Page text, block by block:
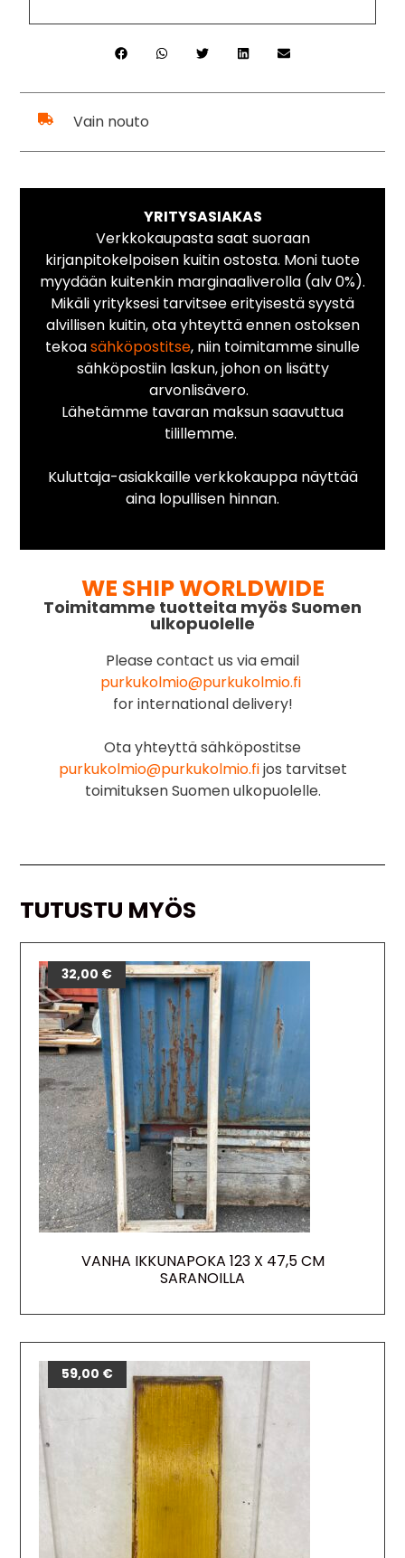
Vain nouto
YRITYSASIAKAS
Verkkokaupasta saat suoraan
kirjanpitokelpoisen kuitin ostosta. Moni tuote
myydään kuitenkin marginaaliverolla (alv 0%).
Mikäli yrityksesi tarvitsee erityisestä syystä
alvillisen kuitin, ota yhteyttä ennen ostoksen
tekoasähköpostitse, niin toimitamme sinulle
sähköpostiin laskun, johon on lisätty
arvonlisävero.
Lähetämme tavaran maksun saavuttua
tilillemme.
Kuluttaja-asiakkaille verkkokauppa näyttää
aina lopullisen hinnan.
WE SHIP WORLDWIDE
Toimitamme tuotteita myös Suomen
ulkopuolelle
Please contact us via email
purkukolmio@purkukolmio.fi
for international delivery!
Ota yhteyttä sähköpostitse
purkukolmio@purkukolmio.fijos tarvitset
toimituksen Suomen ulkopuolelle.
TUTUSTU MYÖS
VANHA IKKUNAPOKA 123 X 47,5 CM
SARANOILLA
32,00 €
59,00 €